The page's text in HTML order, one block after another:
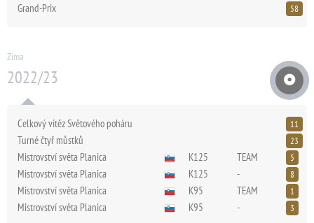
Grand-Prix 58
Zima
2022/23
Celkový vítěz Světového poháru 11
Turné čtyř můstků 23
Mistrovství světa Planica K125 TEAM 5
Mistrovství světa Planica K125 - 8
Mistrovství světa Planica K95 TEAM 1
Mistrovství světa Planica K95 - 3